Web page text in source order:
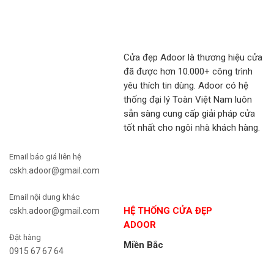
Email báo giá liên hệ
cskh.adoor@gmail.com
Email nội dung khác
cskh.adoor@gmail.com
Đặt hàng
0915 67 67 64
Cửa đẹp Adoor là thương hiệu cửa
đã được hơn 10.000+ công trình
yêu thích tin dùng. Adoor có hệ
thống đại lý Toàn Việt Nam luôn
sẵn sàng cung cấp giải pháp cửa
tốt nhất cho ngôi nhà khách hàng.
HỆ THỐNG CỬA ĐẸP
ADOOR
Miền Bắc